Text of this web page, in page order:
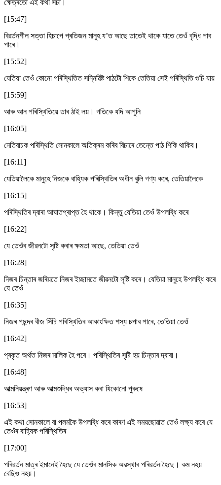
ক্ষেত্ৰতো এই কথা সঁচা।
[15:47]
বিৱৰ্তনশীল সত্তা হিচাপে প্ৰতিজন মানুহ য’ত আছে তাতেই থাকে যাতে তেওঁ বৃদ্ধি পাব
পাৰে।
[15:52]
যেতিয়া তেওঁ কোনো পৰিস্থিতিত সন্নিৱিষ্ট পাঠটো শিকে তেতিয়া সেই পৰিস্থিতি গুচি যায়
[15:59]
আৰু আন পৰিস্থিতিয়ে তাৰ ঠাই লয়। গতিকে যদি আপুনি
[16:05]
নেতিবাচক পৰিস্থিতি সোনকালে অতিক্ৰম কৰিব বিচাৰে তেন্তে পাঠ শিকি থাকিব।
[16:11]
যেতিয়ালৈকে মানুহে নিজকে বাহ্যিক পৰিস্থিতিৰ অধীন বুলি গণ্য কৰে, তেতিয়ালৈকে
[16:15]
পৰিস্থিতিৰ দ্বাৰা আঘাতপ্ৰাপ্ত হৈ থাকে। কিন্তু যেতিয়া তেওঁ উপলব্ধি কৰে
[16:22]
যে তেওঁৰ জীৱনটো সৃষ্টি কৰাৰ ক্ষমতা আছে, তেতিয়া তেওঁ
[16:28]
নিজৰ চিন্তাৰ জৰিয়তে নিজৰ ইচ্ছামতে জীৱনটো সৃষ্টি কৰে। যেতিয়া মানুহে উপলব্ধি কৰে
যে তেওঁ
[16:35]
নিজৰ পছন্দৰ বীজ সিঁচি পৰিস্থিতিৰ আকাংক্ষিত শস্য চপাব পাৰে, তেতিয়া তেওঁ
[16:42]
প্ৰকৃত অৰ্থত নিজৰ মালিক হৈ পৰে। পৰিস্থিতিৰ সৃষ্টি হয় চিন্তাৰ দ্বাৰা।
[16:48]
আত্মনিয়ন্ত্ৰণ আৰু আত্মশুদ্ধিৰ অভ্যাস কৰা যিকোনো পুৰুষে
[16:53]
এই কথা সোনকালে বা পলমকৈ উপলব্ধি কৰে কাৰণ এই সময়ছোৱাত তেওঁ লক্ষ্য কৰে যে
তেওঁৰ বাহ্যিক পৰিস্থিতিৰ
[17:00]
পৰিৱৰ্তন মাত্ৰ ইমানেই হৈছে যে তেওঁৰ মানসিক অৱস্থাৰ পৰিৱৰ্তন হৈছে। কম নহয়
বেছিও নহয়।